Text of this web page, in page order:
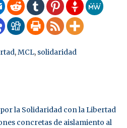
,MCL, solidaridad
la Solidaridad con la Libertad
concretas de aislamiento al